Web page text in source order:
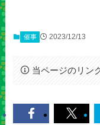
催事 2023/12/13
当ページのリン